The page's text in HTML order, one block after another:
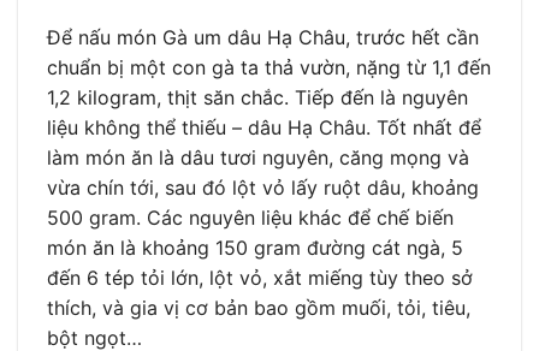
Để nấu món Gà um dâu Hạ Châu, trước hết cần
chuẩn bị một con gà ta thả vườn, nặng từ 1,1 đến
1,2 kilogram, thịt săn chắc. Tiếp đến là nguyên
liệu không thể thiếu – dâu Hạ Châu. Tốt nhất để
làm món ăn là dâu tươi nguyên, căng mọng và
vừa chín tới, sau đó lột vỏ lấy ruột dâu, khoảng
500 gram. Các nguyên liệu khác để chế biến
món ăn là khoảng 150 gram đường cát ngà, 5
đến 6 tép tỏi lớn, lột vỏ, xắt miếng tùy theo sở
thích, và gia vị cơ bản bao gồm muối, tỏi, tiêu,
bột ngọt…